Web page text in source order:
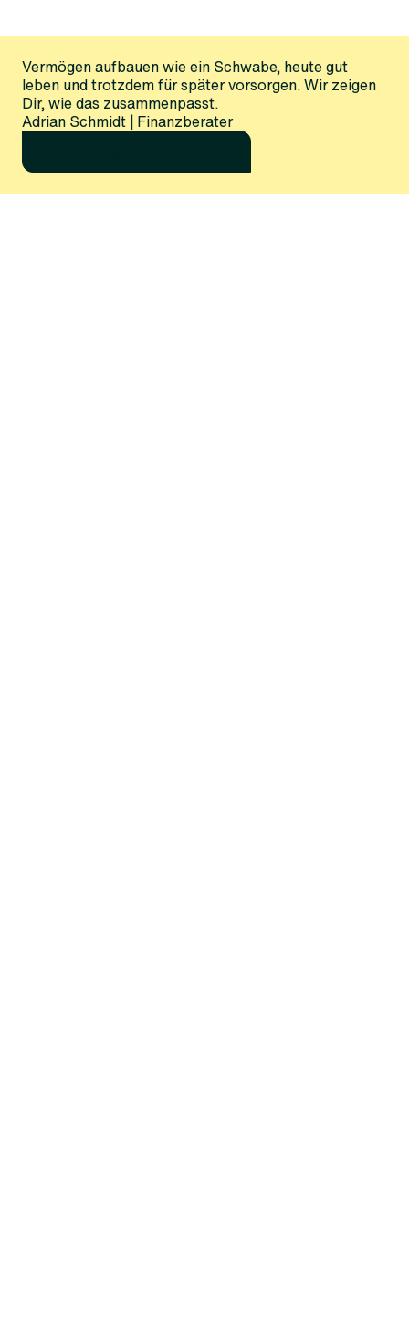
Vermögen aufbauen wie ein Schwabe, heute gut
leben und trotzdem für später vorsorgen. Wir zeigen
Dir, wie das zusammenpasst.
Adrian Schmidt | Finanzberater